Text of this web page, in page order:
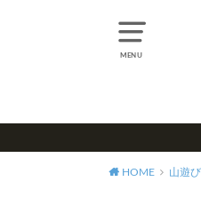
MENU
HOME 山遊び